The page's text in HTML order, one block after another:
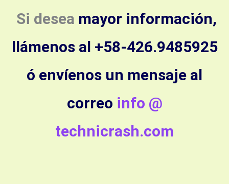
Si desea mayor información,
llámenos al +58-426.9485925
ó envíenos un mensaje al
correo info @
technicrash.com